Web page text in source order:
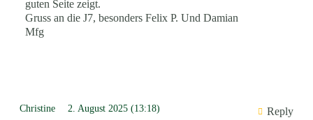
guten Seite zeigt.
Gruss an die J7, besonders Felix P. Und Damian
Mfg
Christine 2. August 2025 (13:18)
Reply